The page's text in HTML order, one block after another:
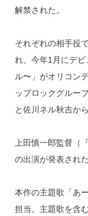
解禁された。
それぞれの相手役
れ、今年1月にデ
ル〜」がオリコン
ップロックグルー
と佐川ネル秋吉か
上田慎一郎監督（
の出演が発表され
本作の主題歌「あ
担当。主題歌を含